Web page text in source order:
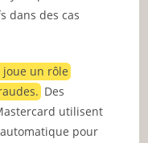
dans des cas
joue un rôle
Des
utilisent
pour